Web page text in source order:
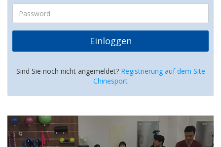
Einloggen
Sind Sie noch nicht angemeldet? Registrierung auf dem Site
Chinesport